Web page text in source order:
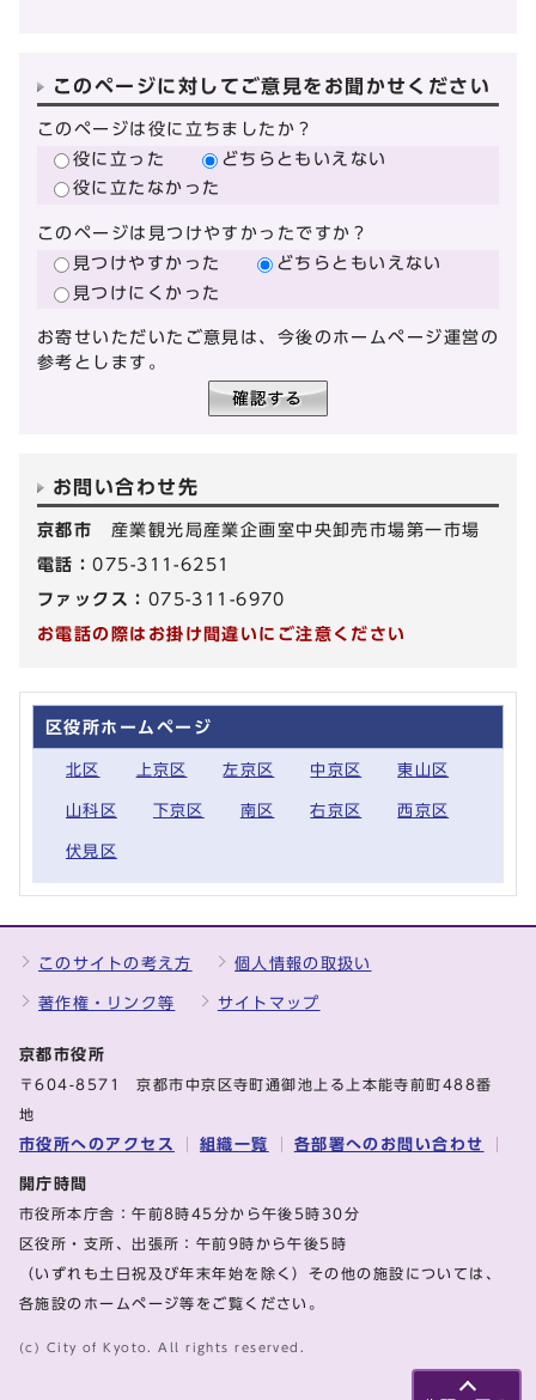
このページに対してご意見をお聞かせください
このページは役に立ちましたか？
役に立った
どちらともいえない
役に立たなかった
このページは見つけやすかったですか？
見つけやすかった
どちらともいえない
見つけにくかった
お寄せいただいたご意見は、今後のホームページ運営の
参考とします。
お問い合わせ先
京都市 産業観光局産業企画室中央卸売市場第一市場
電話：075-311-6251
ファックス： 075-311-6970
お電話の際はお掛け間違いにご注意ください
区役所ホームページ
北区 上京区 左京区 中京区 東山区
山科区 下京区 南区 右京区 西京区
伏見区
このサイトの考え方 個人情報の取扱い
著作権・リンク等 サイトマップ
京都市役所
〒604-8571 京都市中京区寺町通御池上る上本能寺前町488番
地
市役所へのアクセス 組織一覧 各部署へのお問い合わせ
開庁時間
市役所本庁舎：午前8時45分から午後5時30分
区役所・支所、出張所：午前9時から午後5時
（いずれも土日祝及び年末年始を除く）その他の施設については、
各施設のホームページ等をご覧ください。
(c) City of Kyoto. All rights reserved.